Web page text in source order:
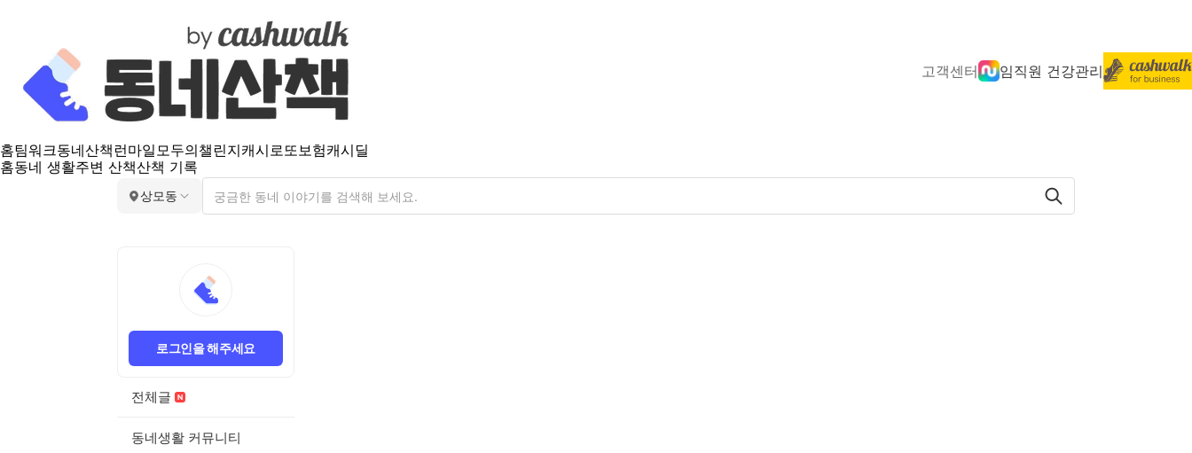
고객센터 임직원 건강관리
홈팀워크동네산책 런마일모두의챌린지캐시로또보험캐시딜
홈동네 생활주변 산책산책 기록
상모동
로그인을 해주세요
전체글
동네생활 커뮤니티